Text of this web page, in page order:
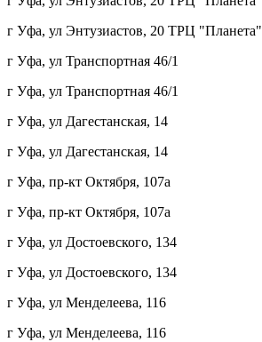
г Уфа, ул Энтузиастов, 20 ТРЦ "Планета"
г Уфа, ул Транспортная 46/1
г Уфа, ул Транспортная 46/1
г Уфа, ул Дагестанская, 14
г Уфа, ул Дагестанская, 14
г Уфа, пр-кт Октября, 107а
г Уфа, пр-кт Октября, 107а
г Уфа, ул Достоевского, 134
г Уфа, ул Достоевского, 134
г Уфа, ул Менделеева, 116
г Уфа, ул Менделеева, 116